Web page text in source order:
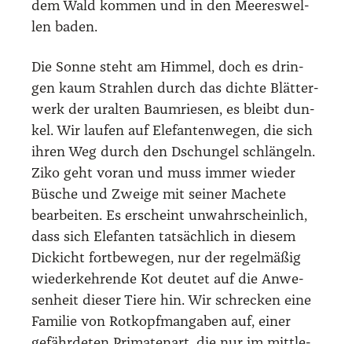
dem Wald kom­men und in den Mee­res­wel­
len baden.
Die Son­ne steht am Him­mel, doch es drin­
gen kaum Strah­len durch das dich­te Blät­ter­
werk der uralten Baum­rie­sen, es bleibt dun­
kel. Wir lau­fen auf Ele­fan­ten­we­gen, die sich
ihren Weg durch den Dschun­gel schlän­geln.
Ziko geht vor­an und muss immer wie­der
Büsche und Zwei­ge mit sei­ner Mache­te
bear­bei­ten. Es erscheint unwahr­schein­lich,
dass sich Ele­fan­ten tat­säch­lich in die­sem
Dickicht fort­be­we­gen, nur der regel­mä­ßig
wie­der­keh­ren­de Kot deu­tet auf die Anwe­
sen­heit die­ser Tie­re hin. Wir schre­cken eine
Fami­lie von Rot­kopfm­an­ga­ben auf, einer